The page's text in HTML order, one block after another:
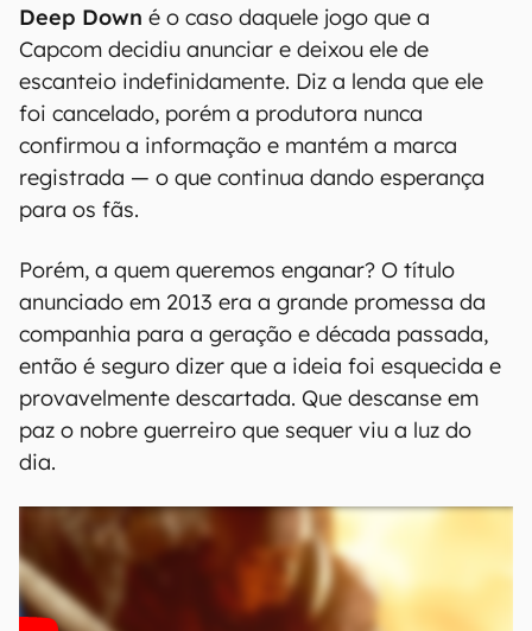
Deep Down é o caso daquele jogo que a
Capcom decidiu anunciar e deixou ele de
escanteio indefinidamente. Diz a lenda que ele
foi cancelado, porém a produtora nunca
confirmou a informação e mantém a marca
registrada — o que continua dando esperança
para os fãs.
Porém, a quem queremos enganar? O título
anunciado em 2013 era a grande promessa da
companhia para a geração e década passada,
então é seguro dizer que a ideia foi esquecida e
provavelmente descartada. Que descanse em
paz o nobre guerreiro que sequer viu a luz do
dia.